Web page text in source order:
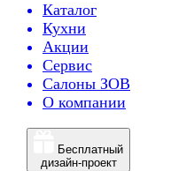
Каталог
Кухни
Акции
Сервис
Салоны ЗОВ
О компании
Бесплатный
дизайн-проект